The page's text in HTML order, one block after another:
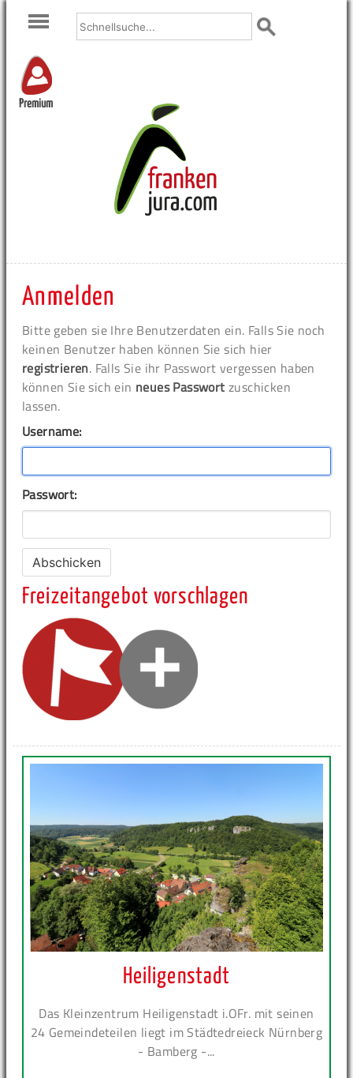
Premium
Anmelden
Bitte geben sie Ihre Benutzerdaten ein. Falls Sie noch
keinen Benutzer haben können Sie sich hier
registrieren. Falls Sie ihr Passwort vergessen haben
können Sie sich ein neues Passwort zuschicken
lassen.
Username:
Passwort:
Freizeitangebot vorschlagen
Heiligenstadt
Das Kleinzentrum Heiligenstadt i.OFr. mit seinen
24 Gemeindeteilen liegt im Städtedreieck Nürnberg
- Bamberg -...